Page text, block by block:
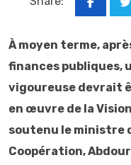
À moyen terme,
finances publiques,
vigoureuse devrait
en œuvre de la Vision
soutenu le ministre
Coopération,